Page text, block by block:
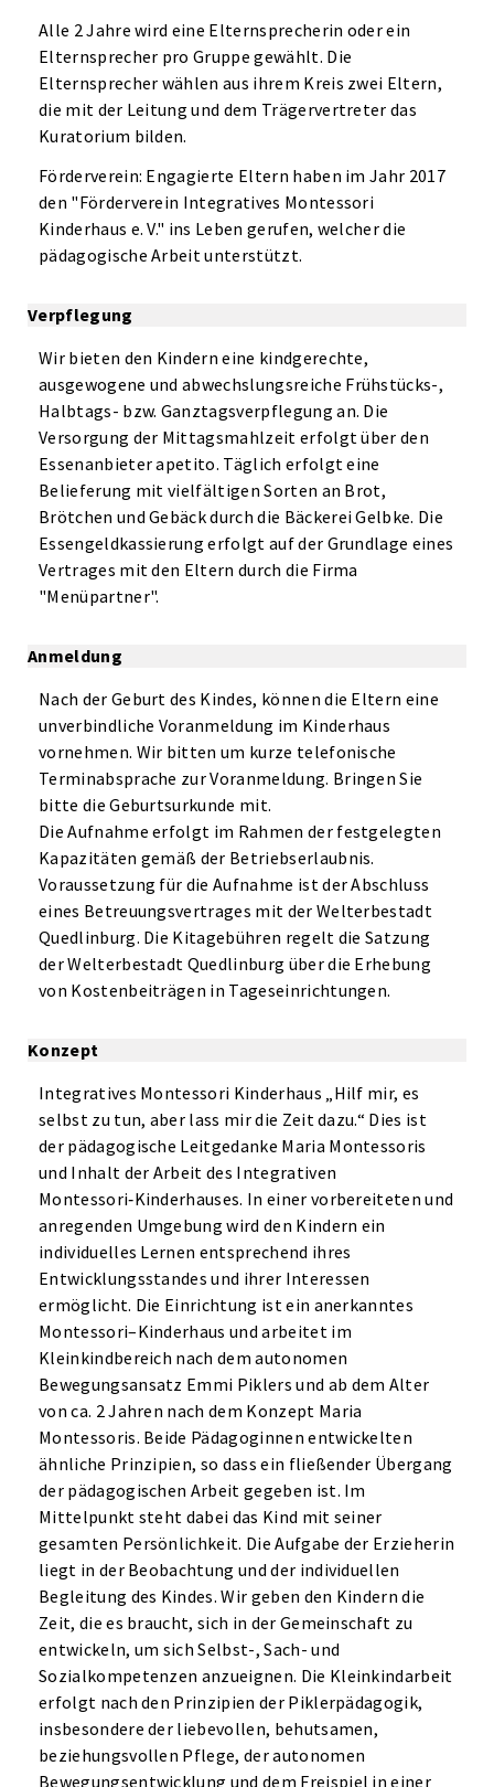
Alle 2 Jahre wird eine Elternsprecherin oder ein
Elternsprecher pro Gruppe gewählt. Die
Elternsprecher wählen aus ihrem Kreis zwei Eltern,
die mit der Leitung und dem Trägervertreter das
Kuratorium bilden.
Förderverein: Engagierte Eltern haben im Jahr 2017
den "Förderverein Integratives Montessori
Kinderhaus e. V." ins Leben gerufen, welcher die
pädagogische Arbeit unterstützt.
Verpflegung
Wir bieten den Kindern eine kindgerechte,
ausgewogene und abwechslungsreiche Frühstücks-,
Halbtags- bzw. Ganztagsverpflegung an. Die
Versorgung der Mittagsmahlzeit erfolgt über den
Essenanbieter apetito. Täglich erfolgt eine
Belieferung mit vielfältigen Sorten an Brot,
Brötchen und Gebäck durch die Bäckerei Gelbke. Die
Essengeldkassierung erfolgt auf der Grundlage eines
Vertrages mit den Eltern durch die Firma
"Menüpartner".
Anmeldung
Nach der Geburt des Kindes, können die Eltern eine
unverbindliche Voranmeldung im Kinderhaus
vornehmen. Wir bitten um kurze telefonische
Terminabsprache zur Voranmeldung. Bringen Sie
bitte die Geburtsurkunde mit.
Die Aufnahme erfolgt im Rahmen der festgelegten
Kapazitäten gemäß der Betriebserlaubnis.
Voraussetzung für die Aufnahme ist der Abschluss
eines Betreuungsvertrages mit der Welterbestadt
Quedlinburg. Die Kitagebühren regelt die Satzung
der Welterbestadt Quedlinburg über die Erhebung
von Kostenbeiträgen in Tageseinrichtungen.
Konzept
Integratives Montessori Kinderhaus „Hilf mir, es
selbst zu tun, aber lass mir die Zeit dazu.“ Dies ist
der pädagogische Leitgedanke Maria Montessoris
und Inhalt der Arbeit des Integrativen
Montessori‑Kinderhauses. In einer vorbereiteten und
anregenden Umgebung wird den Kindern ein
individuelles Lernen entsprechend ihres
Entwicklungsstandes und ihrer Interessen
ermöglicht. Die Einrichtung ist ein anerkanntes
Montessori–Kinderhaus und arbeitet im
Kleinkindbereich nach dem autonomen
Bewegungsansatz Emmi Piklers und ab dem Alter
von ca. 2 Jahren nach dem Konzept Maria
Montessoris. Beide Pädagoginnen entwickelten
ähnliche Prinzipien, so dass ein fließender Übergang
der pädagogischen Arbeit gegeben ist. Im
Mittelpunkt steht dabei das Kind mit seiner
gesamten Persönlichkeit. Die Aufgabe der Erzieherin
liegt in der Beobachtung und der individuellen
Begleitung des Kindes. Wir geben den Kindern die
Zeit, die es braucht, sich in der Gemeinschaft zu
entwickeln, um sich Selbst-, Sach- und
Sozialkompetenzen anzueignen. Die Kleinkindarbeit
erfolgt nach den Prinzipien der Piklerpädagogik,
insbesondere der liebevollen, behutsamen,
beziehungsvollen Pflege, der autonomen
Bewegungsentwicklung und dem Freispiel in einer